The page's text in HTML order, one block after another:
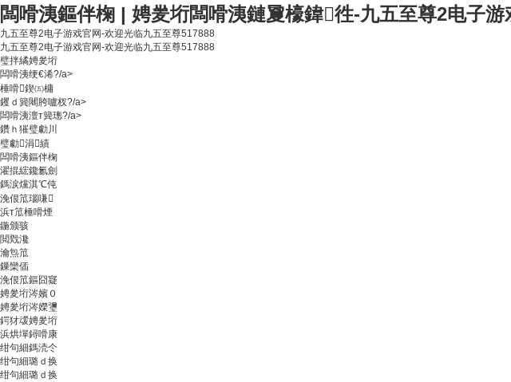
闆嗗洟鏂伴椈 | 娉夎垳闆嗗洟鏈夐檺鍏徃-九五至尊2电子游
九五至尊2电子游戏官网-欢迎光临九五至尊517888
九五至尊2电子游戏官网-欢迎光临九五至尊517888
璧拌繘娉夎垳
闆嗗洟绠€浠?/a>
棰嗗鍥㈤槦
钁ｄ簨闀胯嚧杈?/a>
闆嗗洟澶т簨璁?/a>
鑽ｈ獕璧勮川
璧勮涓績
闆嗗洟鏂伴椈
濯掍綋鑱氱劍
鎷涙爣淇℃伅
浼佷笟瑙嗛
浜т笟棰嗗煙
鍦颁骇
閲戣瀺
瀹炰笟
鏁欒偛
浼佷笟鏂囧寲
娉夎垳涔嬪０
娉夎垳涔嬫瓕
鍔犲叆娉夎垳
浜烘墠鐞嗗康
绀句細鎷涜仒
绀句細璐ｄ换
绀句細璐ｄ换